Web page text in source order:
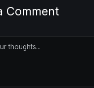
Comment